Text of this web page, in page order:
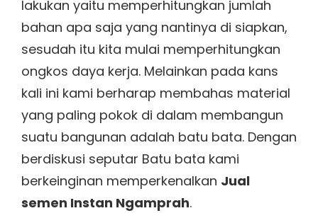
lakukan yaitu memperhitungkan jumlah
bahan apa saja yang nantinya di siapkan,
sesudah itu kita mulai memperhitungkan
ongkos daya kerja. Melainkan pada kans
kali ini kami berharap membahas material
yang paling pokok di dalam membangun
suatu bangunan adalah batu bata. Dengan
berdiskusi seputar Batu bata kami
berkeinginan memperkenalkan Jual
semen Instan Ngamprah.